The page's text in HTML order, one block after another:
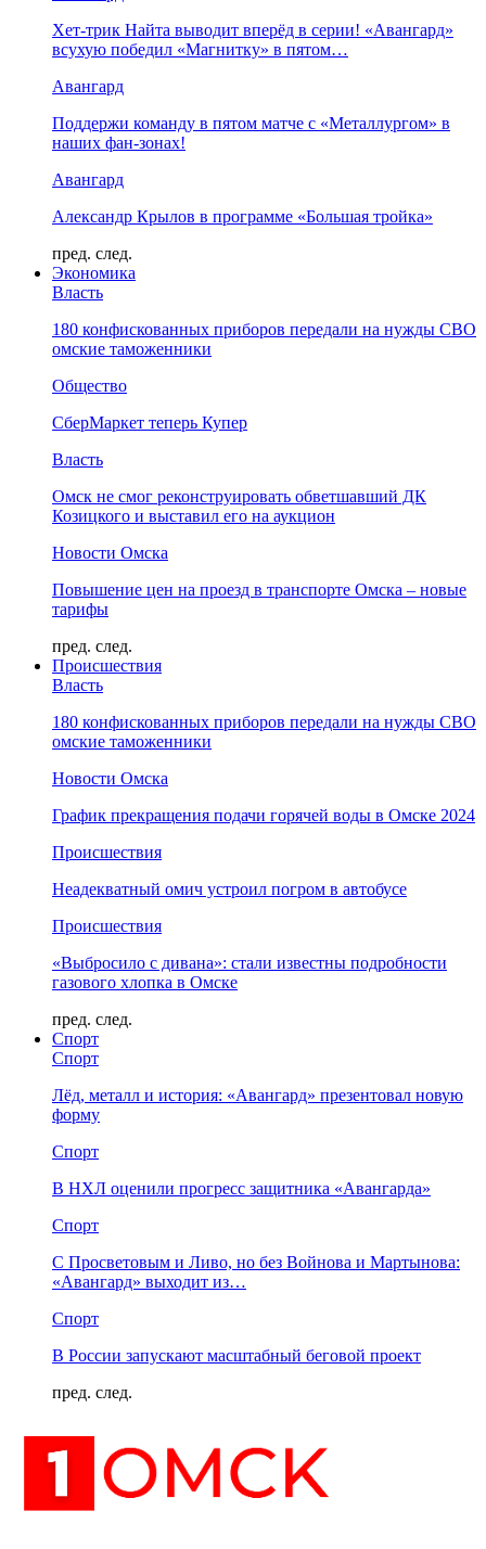
Хет-трик Найта выводит вперёд в серии! «Авангард»
всухую победил «Магнитку» в пятом…
Авангард
Поддержи команду в пятом матче с «Металлургом» в
наших фан-зонах!
Авангард
Александр Крылов в программе «Большая тройка»
пред. след.
Экономика
Власть
180 конфискованных приборов передали на нужды СВО
омские таможенники
Общество
СберМаркет теперь Купер
Власть
Омск не смог реконструировать обветшавший ДК
Козицкого и выставил его на аукцион
Новости Омска
Повышение цен на проезд в транспорте Омска – новые
тарифы
пред. след.
Происшествия
Власть
180 конфискованных приборов передали на нужды СВО
омские таможенники
Новости Омска
График прекращения подачи горячей воды в Омске 2024
Происшествия
Неадекватный омич устроил погром в автобусе
Происшествия
«Выбросило с дивана»: стали известны подробности
газового хлопка в Омске
пред. след.
Спорт
Спорт
Лёд, металл и история: «Авангард» презентовал новую
форму
Спорт
В НХЛ оценили прогресс защитника «Авангарда»
Спорт
С Просветовым и Ливо, но без Войнова и Мартынова:
«Авангард» выходит из…
Спорт
В России запускают масштабный беговой проект
пред. след.